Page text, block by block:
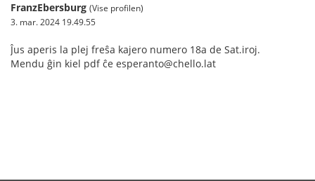
FranzEbersburg (Vise profilen)
3. mar. 2024 19.49.55
Ĵus aperis la plej freŝa kajero numero 18a de Sat.iroj.
Mendu ĝin kiel pdf ĉe esperanto@chello.lat